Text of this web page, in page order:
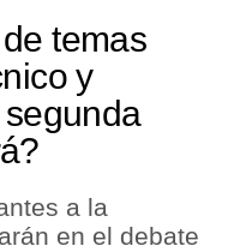
temas
y
a la
en el debate